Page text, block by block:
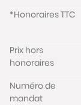
*Honoraires TTC
Prix hors
honoraires
Numéro de
mandat